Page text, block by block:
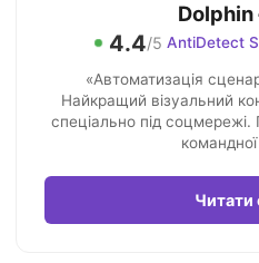
4.4/5 AntiDetect
«Автоматизація
Найкращий візуальний
спеціально під
Читати